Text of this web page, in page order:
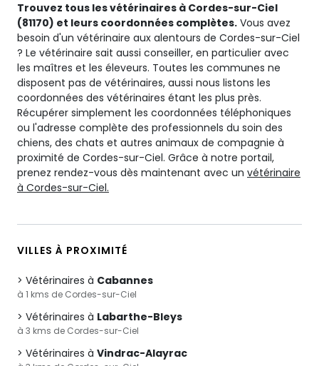
Trouvez tous les vétérinaires à Cordes-sur-Ciel
(81170) et leurs coordonnées complètes. Vous avez
besoin d'un vétérinaire aux alentours de Cordes-sur-Ciel
? Le vétérinaire sait aussi conseiller, en particulier avec
les maîtres et les éleveurs. Toutes les communes ne
disposent pas de vétérinaires, aussi nous listons les
coordonnées des vétérinaires étant les plus près.
Récupérer simplement les coordonnées téléphoniques
ou l'adresse complète des professionnels du soin des
chiens, des chats et autres animaux de compagnie à
proximité de Cordes-sur-Ciel. Grâce à notre portail,
prenez rendez-vous dès maintenant avec un vétérinaire
à Cordes-sur-Ciel.
VILLES À PROXIMITÉ
Vétérinaires à Cabannes
à 1 kms de Cordes-sur-Ciel
Vétérinaires à Labarthe-Bleys
à 3 kms de Cordes-sur-Ciel
Vétérinaires à Vindrac-Alayrac